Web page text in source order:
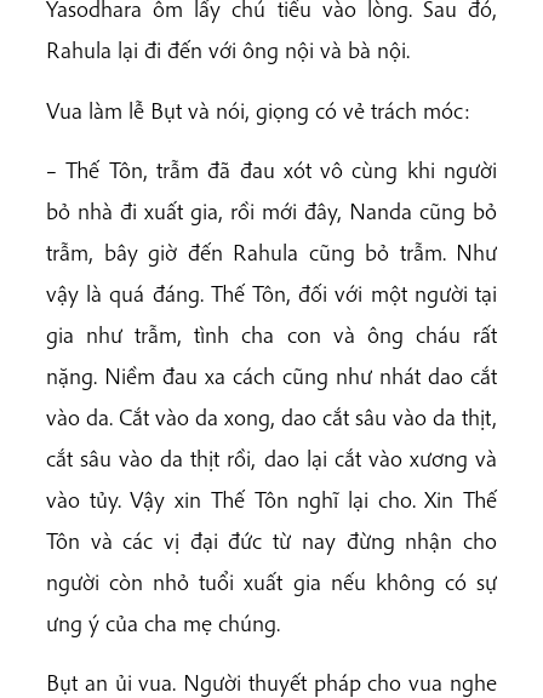
Yasodhara ôm lấy chú tiểu vào lòng. Sau đó,
Rahula lại đi đến với ông nội và bà nội.
Vua làm lễ Bụt và nói, giọng có vẻ trách móc:
– Thế Tôn, trẫm đã đau xót vô cùng khi người
bỏ nhà đi xuất gia, rồi mới đây, Nanda cũng bỏ
trẫm, bây giờ đến Rahula cũng bỏ trẫm. Như
vậy là quá đáng. Thế Tôn, đối với một người tại
gia như trẫm, tình cha con và ông cháu rất
nặng. Niềm đau xa cách cũng như nhát dao cắt
vào da. Cắt vào da xong, dao cắt sâu vào da thịt,
cắt sâu vào da thịt rồi, dao lại cắt vào xương và
vào tủy. Vậy xin Thế Tôn nghĩ lại cho. Xin Thế
Tôn và các vị đại đức từ nay đừng nhận cho
người còn nhỏ tuổi xuất gia nếu không có sự
ưng ý của cha mẹ chúng.
Bụt an ủi vua. Người thuyết pháp cho vua nghe